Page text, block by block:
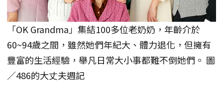
「OK Grandma」集結100多位老奶奶，年齡介於
60~94歲之間，雖然她們年紀大、體力退化，但擁有
豐富的生活經驗，舉凡日常大小事都難不倒她們。 圖
／486的大丈夫週記